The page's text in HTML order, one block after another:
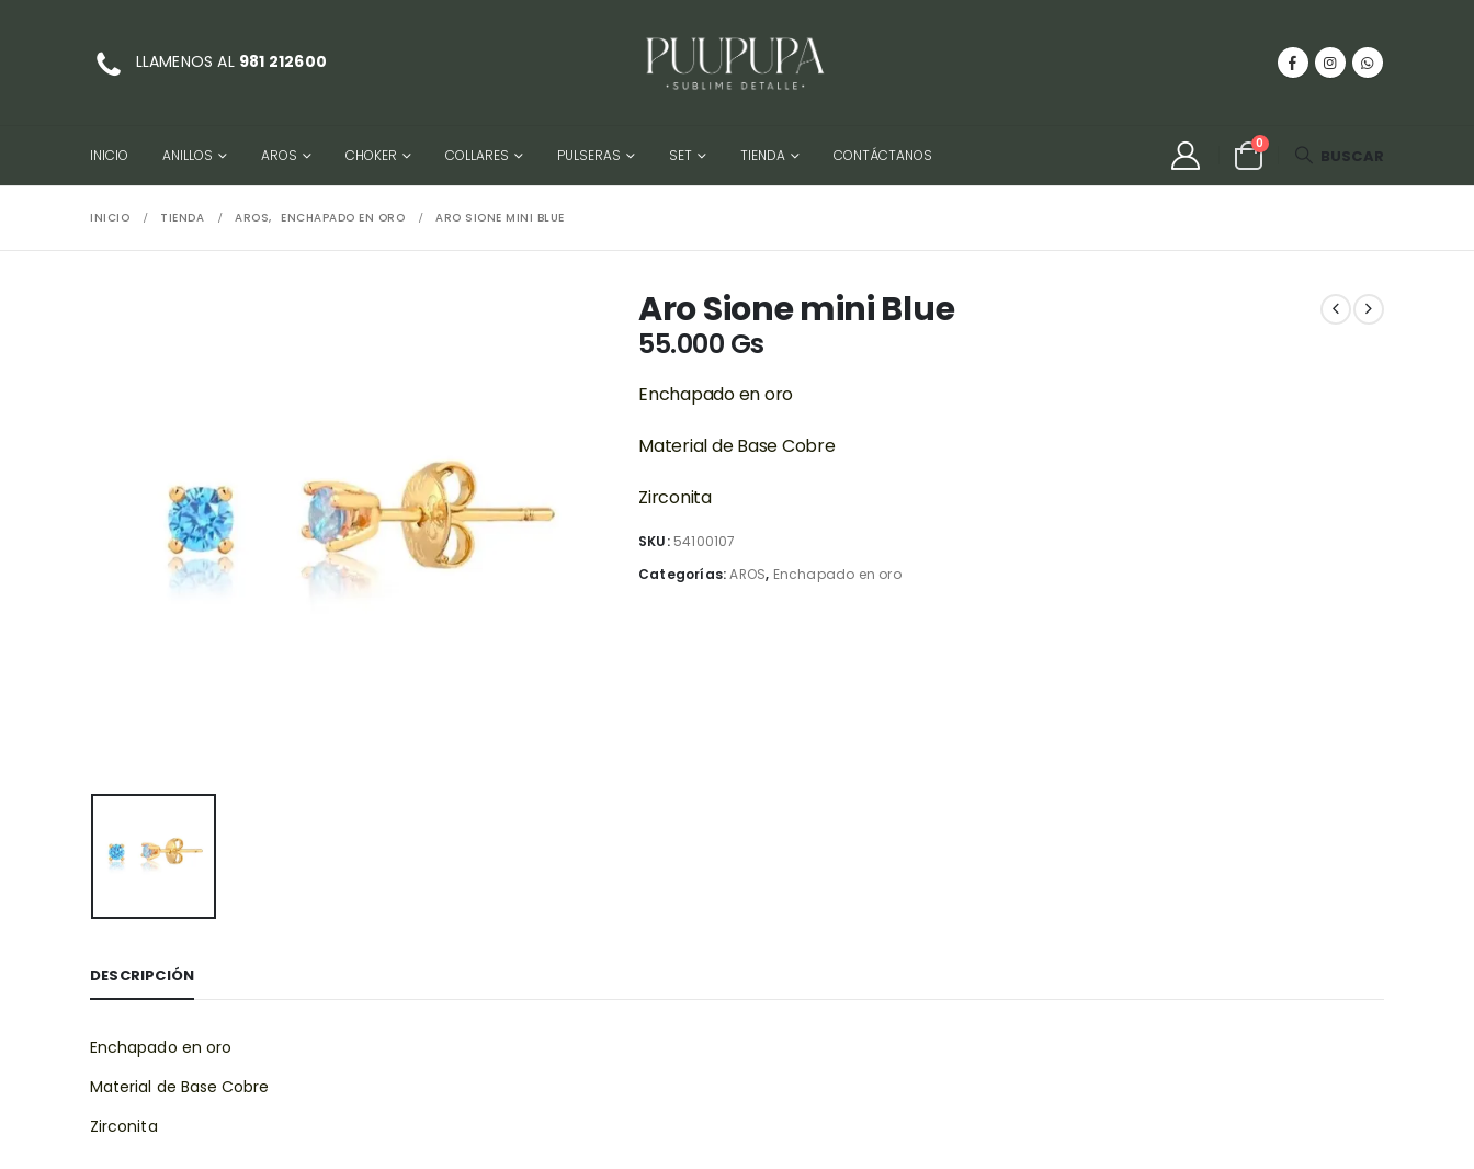
LLAMENOS AL 981 212600
INICIO ANILLOS AROS CHOKER COLLARES PULSERAS SET TIENDA CONTÁCTANOS
0
BUSCAR
INICIO TIENDA AROS, ENCHAPADO EN ORO ARO SIONE MINI BLUE
Aro Sione mini Blue
55.000 Gs
Enchapado en oro
Material de Base Cobre
Zirconita
SKU: 54100107
Categorías:AROS, Enchapado en oro
DESCRIPCIÓN
Enchapado en oro
Material de Base Cobre
Zirconita